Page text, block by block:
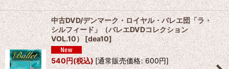
中古DVD/デンマーク・ロイヤル・バレエ団「ラ・
シルフィード」（バレエDVDコレクション
VOL.10） [dea10]
540円(税込) [通常販売価格: 600円]